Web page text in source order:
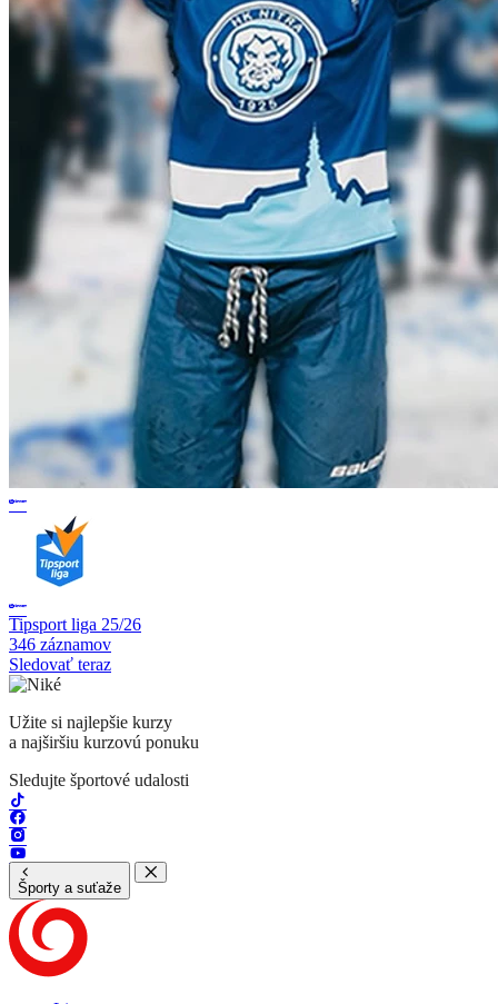
Tipsport liga 25/26
346 záznamov
Sledovať teraz
Užite si najlepšie kurzy
a najširšiu kurzovú ponuku
Sledujte športové udalosti
Športy a suťaže